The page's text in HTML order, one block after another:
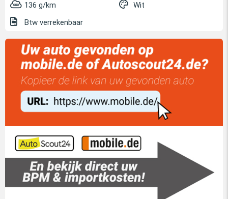
136 g/km
Wit
Btw verrekenbaar